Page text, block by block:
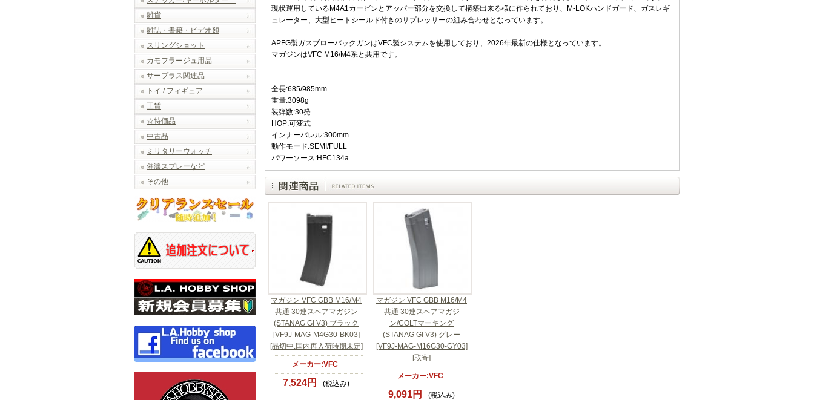
雑貨
雑誌・書籍・ビデオ類
スリングショット
カモフラージュ用品
サープラス関連品
トイ / フィギュア
工賃
☆特価品
中古品
ミリタリーウォッチ
催涙スプレーなど
その他
現状運用しているM4A1カービンとアッパー部分を交換して構築出来る様に作られており、M-LOKハンドガード、ガスレギ
ュレーター、大型ヒートシールド付きのサプレッサーの組み合わせとなっています。
APFG製ガスブローバックガンはVFC製システムを使用しており、2026年最新の仕様となっています。
マガジンはVFC M16/M4系と共用です。
全長:685/985mm
重量:3098g
装弾数:30発
HOP:可変式
インナーバレル:300mm
動作モード:SEMI/FULL
パワーソース:HFC134a
マガジン VFC GBB M16/M4
共通 30連スペアマガジン
(STANAG GI V3) ブラック
[VF9J-MAG-M4G30-BK03]
[品切中.国内再入荷時期未定]
メーカー:VFC
7,524円 (税込み)
マガジン VFC GBB M16/M4
共通 30連スペアマガジ
ン/COLTマーキング
(STANAG GI V3) グレー
[VF9J-MAG-M16G30-GY03]
[取寄]
メーカー:VFC
9,091円 (税込み)